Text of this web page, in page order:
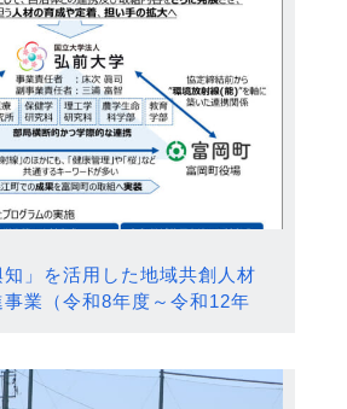
」を活用した地域共創人材
業（令和8年度～令和12年